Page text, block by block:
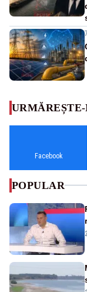
URMĂREȘTE-
Facebook
POPULAR